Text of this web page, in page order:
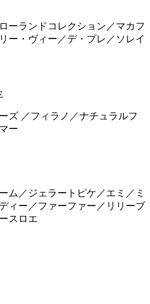
ーランドコレクション／マカフ
ー・ヴィー／デ・プレ／ソレイ
ズ ／フィラノ／ナチュラルフ
ー
ム／ジェラートピケ／エミ／ミ
ィー／ファーファー／リリーブ
スロエ